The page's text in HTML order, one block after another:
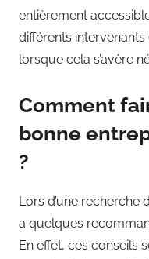
entièrement
différents
lorsque cela s’avère
Comment
bonne
?
Lors d’une recherche
a quelques
En effet, ces conseils